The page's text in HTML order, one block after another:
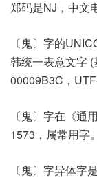
郑码是NJ，中文
〔鬼〕字的
韩统一表意文字
00009B3C，
〔鬼〕字在《通
1573，属常用字。
〔鬼〕字异体字是